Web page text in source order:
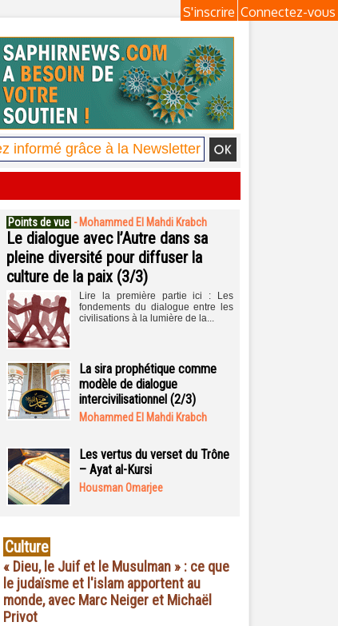
Connectez-vous
S'inscrire
Points de vue - Mohammed El Mahdi Krabch
Le dialogue avec l’Autre dans sa
pleine diversité pour diffuser la
culture de la paix (3/3)
Lire la première partie ici : Les
fondements du dialogue entre les
civilisations à la lumière de la...
La sira prophétique comme
modèle de dialogue
intercivilisationnel (2/3)
Mohammed El Mahdi Krabch
Les vertus du verset du Trône
– Ayat al-Kursi
Housman Omarjee
Culture
« Dieu, le Juif et le Musulman » : ce que
le judaïsme et l'islam apportent au
monde, avec Marc Neiger et Michaël
Privot